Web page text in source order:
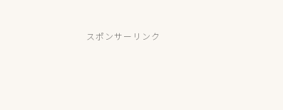
スポンサーリンク